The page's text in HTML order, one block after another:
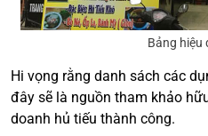
Bảng hiệu
Hi vọng rằng danh sách các
đây sẽ là nguồn tham khảo
doanh hủ tiếu thành công.